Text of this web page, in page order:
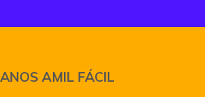
AMIL FÁCIL